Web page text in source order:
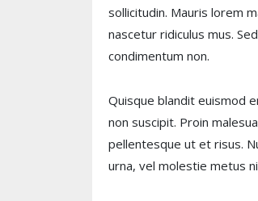
sollicitudin. Mauris lorem
nascetur ridiculus mus.
condimentum non.
Quisque blandit euismod
non suscipit. Proin
pellentesque ut et risus.
urna, vel molestie metus